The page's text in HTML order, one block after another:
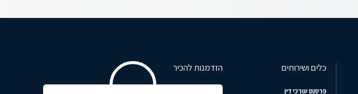
כלים ושירותים
פרסום עורכי דין
הזדמנות להכיר